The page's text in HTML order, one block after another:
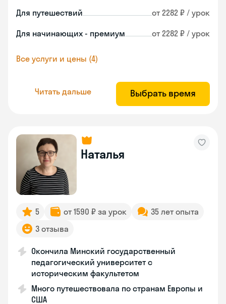
Для путешествий от 2282 ₽ / урок
Для начинающих - премиум от 2282 ₽ / урок
Все услуги и цены (4)
Читать дальше Выбрать время
Наталья
5 от 1590 ₽ за урок
35 лет опыта
3 отзыва
Окончила Минский государственный
педагогический университет с
историческим факультетом
Много путешествовала по странам Европы и
США